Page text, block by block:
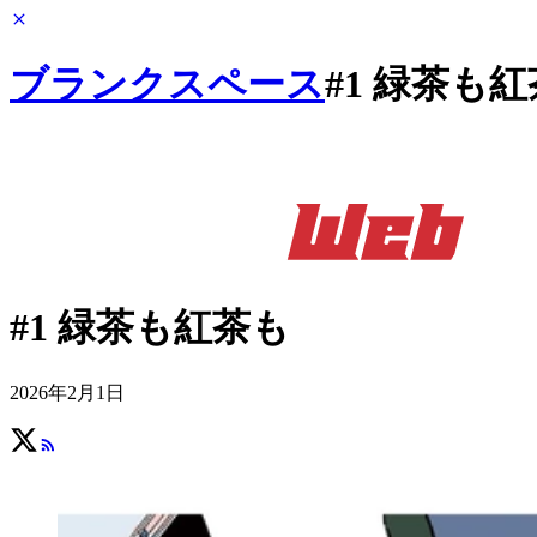
ブランクスペース#1 緑茶も
#1 緑茶も紅茶も
2026年2月1日